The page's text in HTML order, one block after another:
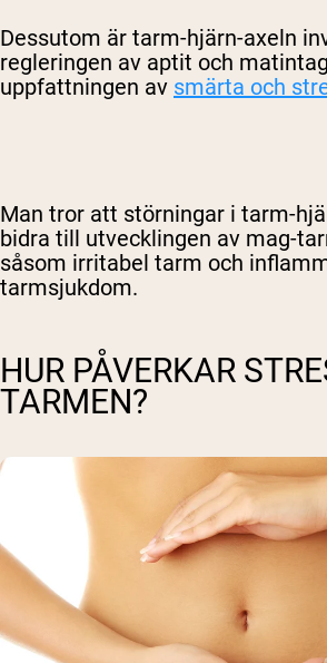
Dessutom är tarm-hjärn-axeln
regleringen av aptit och
uppfattningen av smärta och
Man tror att störningar i tarm-
bidra till utvecklingen av mag-
såsom irritabel tarm och
tarmsjukdom.
HUR PÅVERKAR
TARMEN?